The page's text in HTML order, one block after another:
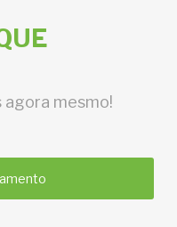
mesmo!